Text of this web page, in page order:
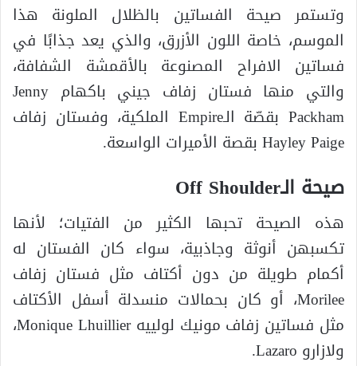
وتستمر صيحة الفساتين بالظلال الملونة هذا
الموسم، خاصة اللون الأزرق، والذي يعد جذابًا في
فساتين الافراح المصنوعة بالأقمشة الشفافة،
والتي منها فستان زفاف جيني باكهام Jenny
Packham بقصّة الـEmpire الملكية، وفستان زفاف
Hayley Paige بقصة الأميرات الواسعة.
صيحة الـOff Shoulder
هذه الصيحة تحبها الكثير من الفتيات؛ لأنها
تكسبهن أنوثة وجاذبية، سواء كان الفستان له
أكمام طويلة من دون أكتاف مثل فستان زفاف
Morilee، أو كان بحمالات منسدلة أسفل الأكتاف
مثل فساتين زفاف مونيك لولييه Monique Lhuillier،
ولازارو Lazaro.